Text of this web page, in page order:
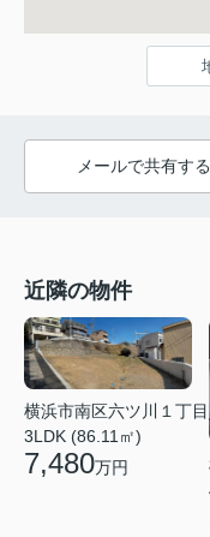
メールで共有する
近隣の物件
横浜市南区六ツ川１丁目
3LDK (86.11㎡)
7,480万円